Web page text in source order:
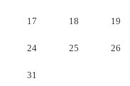
17 18 19
24 25 26
31